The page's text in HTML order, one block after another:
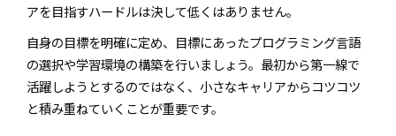
アを目指すハードルは決して低くはありません。
自身の目標を明確に定め、目標にあったプログラミング言語
の選択や学習環境の構築を行いましょう。最初から第一線で
活躍しようとするのではなく、小さなキャリアからコツコツ
と積み重ねていくことが重要です。